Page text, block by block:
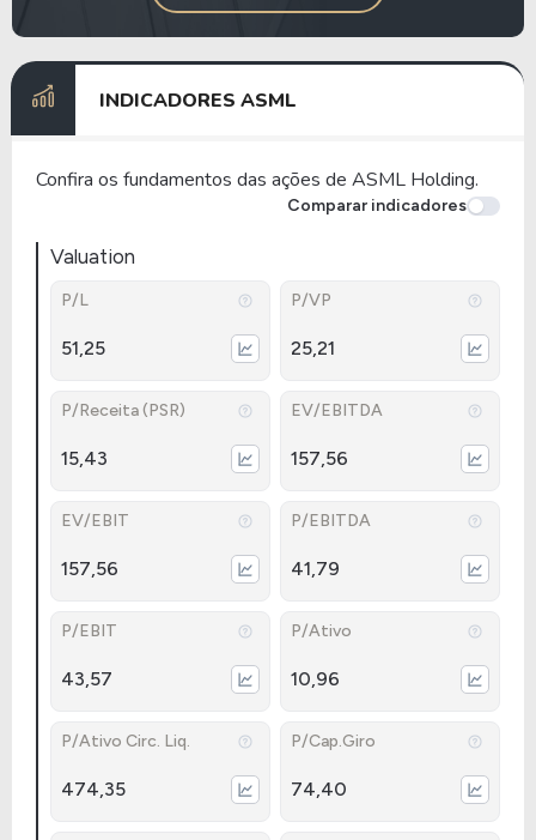
INDICADORES ASML
Confira os fundamentos das ações de ASML Holding.
Comparar indicadores
Valuation
P/L
51,25
P/VP
25,21
P/Receita (PSR)
15,43
EV/EBITDA
157,56
EV/EBIT
157,56
P/EBITDA
41,79
P/EBIT
43,57
P/Ativo
10,96
P/Ativo Circ. Liq.
474,35
P/Cap.Giro
74,40